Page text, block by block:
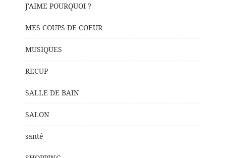
J'AIME POURQUOI ?
MES COUPS DE COEUR
MUSIQUES
RECUP
SALLE DE BAIN
SALON
santé